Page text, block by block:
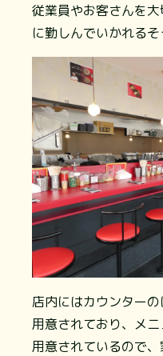
従業員やお客さんを
に勤しんでいかれるそ
店内にはカウンター
用意されており、メ
用意されているので